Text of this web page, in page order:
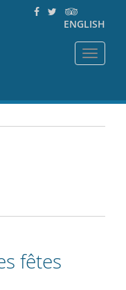
ENGLISH
Toggle
fêtes